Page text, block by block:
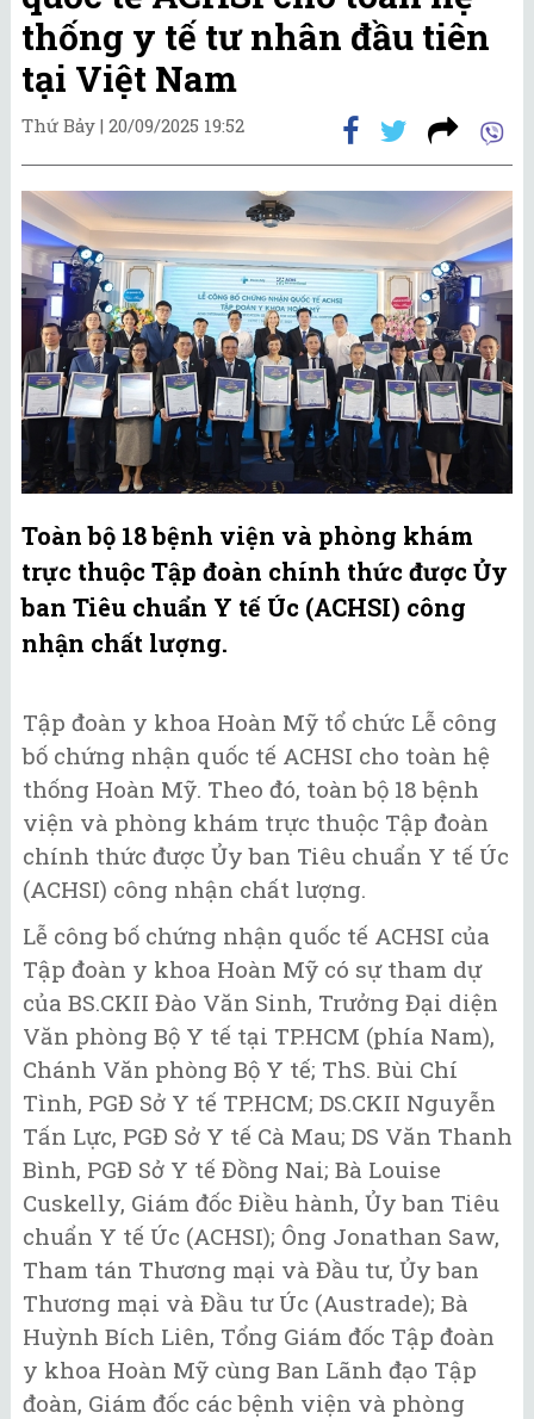
thống y tế tư nhân đầu tiên
tại Việt Nam
Thứ Bảy | 20/09/2025 19:52
Toàn bộ 18 bệnh viện và phòng khám
trực thuộc Tập đoàn chính thức được Ủy
ban Tiêu chuẩn Y tế Úc (ACHSI) công
nhận chất lượng.
Tập đoàn y khoa Hoàn Mỹ tổ chức Lễ công
bố chứng nhận quốc tế ACHSI cho toàn hệ
thống Hoàn Mỹ. Theo đó, toàn bộ 18 bệnh
viện và phòng khám trực thuộc Tập đoàn
chính thức được Ủy ban Tiêu chuẩn Y tế Úc
(ACHSI) công nhận chất lượng.
Lễ công bố chứng nhận quốc tế ACHSI của
Tập đoàn y khoa Hoàn Mỹ có sự tham dự
của BS.CKII Đào Văn Sinh, Trưởng Đại diện
Văn phòng Bộ Y tế tại TP.HCM (phía Nam),
Chánh Văn phòng Bộ Y tế; ThS. Bùi Chí
Tình, PGĐ Sở Y tế TP.HCM; DS.CKII Nguyễn
Tấn Lực, PGĐ Sở Y tế Cà Mau; DS Văn Thanh
Bình, PGĐ Sở Y tế Đồng Nai; Bà Louise
Cuskelly, Giám đốc Điều hành, Ủy ban Tiêu
chuẩn Y tế Úc (ACHSI); Ông Jonathan Saw,
Tham tán Thương mại và Đầu tư, Ủy ban
Thương mại và Đầu tư Úc (Austrade); Bà
Huỳnh Bích Liên, Tổng Giám đốc Tập đoàn
y khoa Hoàn Mỹ cùng Ban Lãnh đạo Tập
đoàn, Giám đốc các bệnh viện và phòng